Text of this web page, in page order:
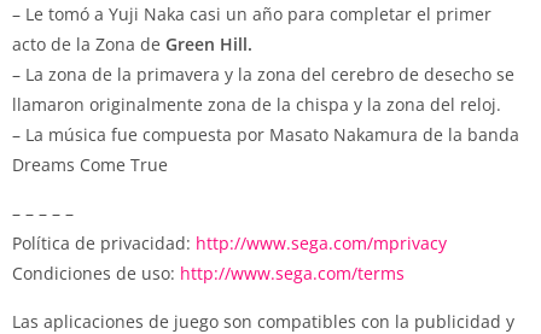
– Le tomó a Yuji Naka casi un año para completar el primer
acto de la Zona de Green Hill.
– La zona de la primavera y la zona del cerebro de desecho se
llamaron originalmente zona de la chispa y la zona del reloj.
– La música fue compuesta por Masato Nakamura de la banda
Dreams Come True
– – – – –
Política de privacidad: http://www.sega.com/mprivacy
Condiciones de uso: http://www.sega.com/terms
Las aplicaciones de juego son compatibles con la publicidad y